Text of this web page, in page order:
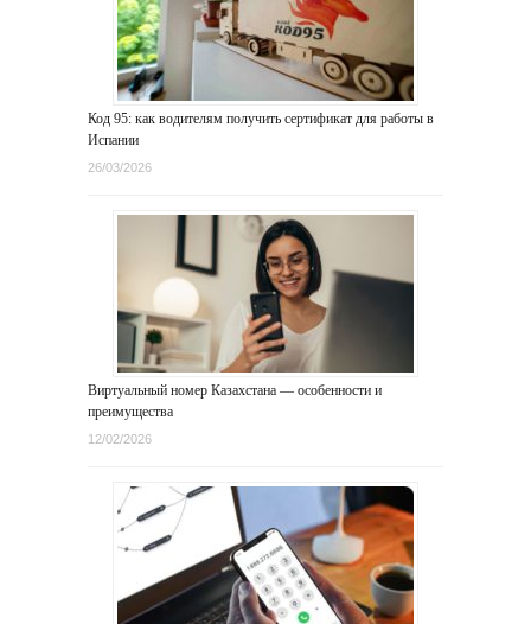
Код 95: как водителям получить сертификат для работы в
Испании
26/03/2026
Виртуальный номер Казахстана — особенности и
преимущества
12/02/2026